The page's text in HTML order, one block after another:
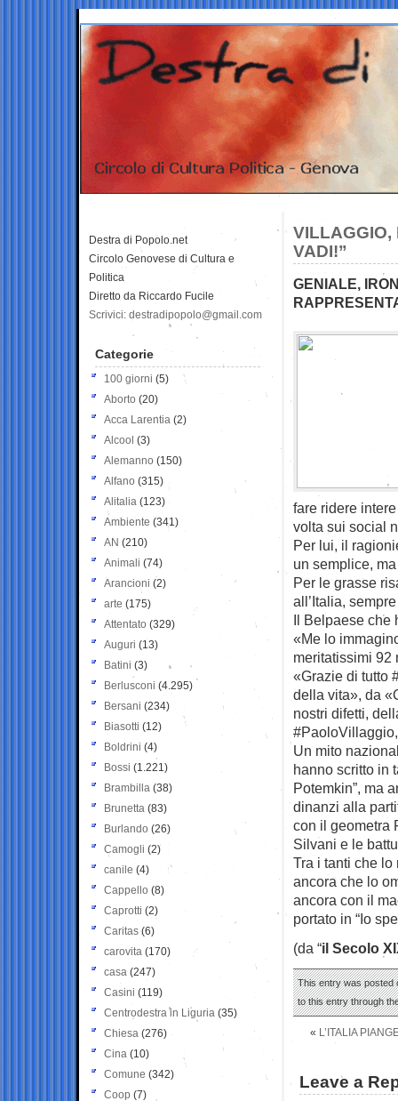
VILLAGGIO,
VADI!”
GENIALE,
fare ridere
volta sui social
Per lui, il
un semplice,
Per le grasse
all’Italia,
Il Belpaese che
«Me lo
meritatissimi 92
«Grazie di tutto
della vita», da
nostri difetti,
Un mito
hanno scritto in
Potemkin”, ma
dinanzi alla
con il geometra
Silvani e le
Tra i tanti che lo
ancora che lo
ancora con il
portato in “Io
(da “il Secolo
This entry was posted
to this entry through
« L’ITALIA
Leave a
Destra di Popolo.net
Circolo Genovese di Cultura e
Politica
Diretto da Riccardo Fucile
Scrivici: destradipopolo@gmail.com
Categorie
100 giorni (5)
Aborto (20)
Acca Larentia (2)
Alcool (3)
Alemanno (150)
Alfano (315)
Alitalia (123)
Ambiente (341)
AN (210)
Animali (74)
Arancioni (2)
arte (175)
Attentato (329)
Auguri (13)
Batini (3)
Berlusconi (4.295)
Bersani (234)
Biasotti (12)
Boldrini (4)
Bossi (1.221)
Brambilla (38)
Brunetta (83)
Burlando (26)
Camogli (2)
canile (4)
Cappello (8)
Caprotti (2)
Caritas (6)
carovita (170)
casa (247)
Casini (119)
Centrodestra in Liguria (35)
Chiesa (276)
Cina (10)
Comune (342)
Coop (7)